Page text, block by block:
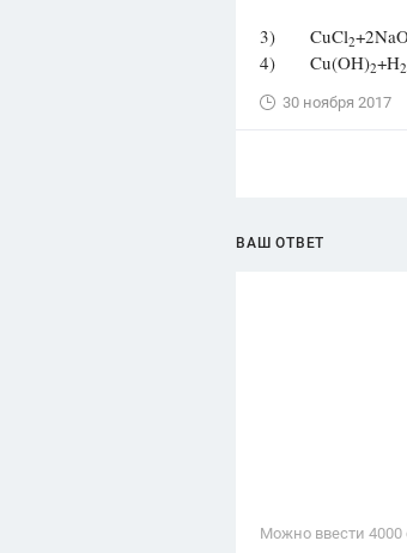
3) CuCl2
4) Cu(OH)2+H2
30 ноября 2017
ВАШ ОТВЕТ
Можно ввести